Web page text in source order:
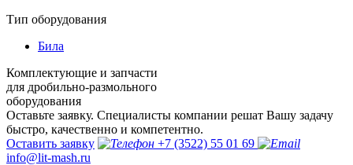
Тип оборудования
Била
Комплектующие и запчасти
для дробильно-размольного
оборудования
Оставьте заявку. Специалисты компании решат Вашу задачу
быстро, качественно и компетентно.
Оставить заявку
+7 (3522) 55 01 69
info@lit-mash.ru